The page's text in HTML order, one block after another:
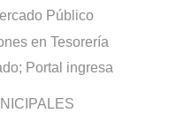
Público
en Tesorería
Portal ingresa